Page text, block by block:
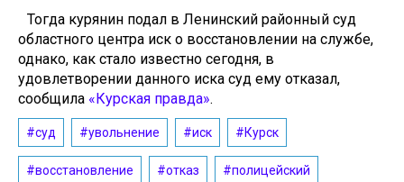
Тогда курянин подал в Ленинский районный суд
областного центра иск о восстановлении на службе,
однако, как стало известно сегодня, в
удовлетворении данного иска суд ему отказал,
сообщила «Курская правда».
#суд #увольнение #иск #Курск
#восстановление #отказ #полицейский